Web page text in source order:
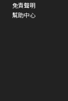
免責聲明
幫助中心